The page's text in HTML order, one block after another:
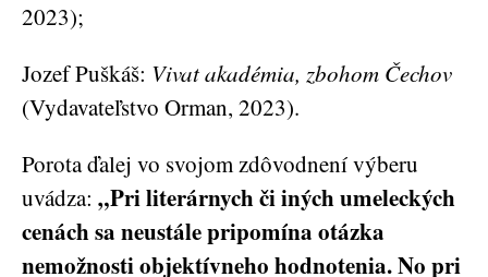
2023);
Jozef Puškáš: Vivat akadémia, zbohom Čechov
(Vydavateľstvo Orman, 2023).
Porota ďalej vo svojom zdôvodnení výberu
uvádza: „Pri literárnych či iných umeleckých
cenách sa neustále pripomína otázka
nemožnosti objektívneho hodnotenia. No pri